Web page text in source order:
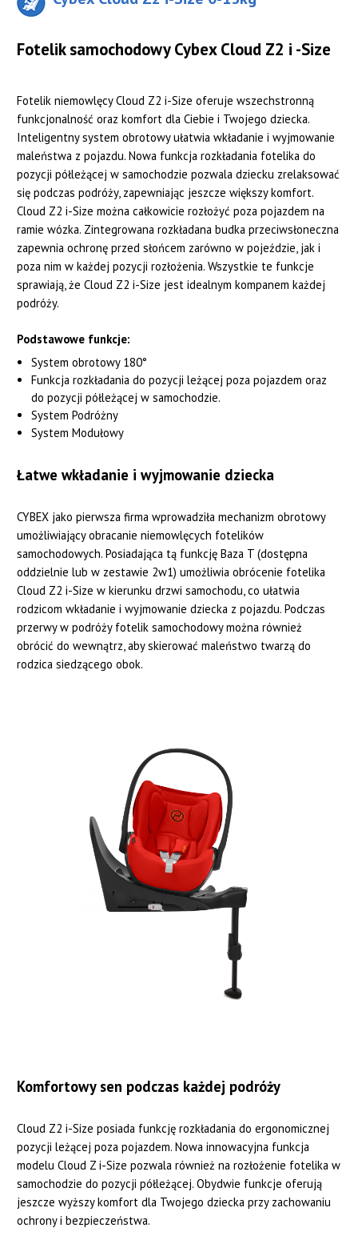
Fotelik samochodowy Cybex Cloud Z2 i -Size
Fotelik niemowlęcy Cloud Z2 i-Size oferuje wszechstronną
funkcjonalność oraz komfort dla Ciebie i Twojego dziecka.
Inteligentny system obrotowy ułatwia wkładanie i wyjmowanie
maleństwa z pojazdu. Nowa funkcja rozkładania fotelika do
pozycji półleżącej w samochodzie pozwala dziecku zrelaksować
się podczas podróży, zapewniając jeszcze większy komfort.
Cloud Z2 i-Size można całkowicie rozłożyć poza pojazdem na
ramie wózka. Zintegrowana rozkładana budka przeciwsłoneczna
zapewnia ochronę przed słońcem zarówno w pojeździe, jak i
poza nim w każdej pozycji rozłożenia. Wszystkie te funkcje
sprawiają, że Cloud Z2 i-Size jest idealnym kompanem każdej
podróży.
Podstawowe funkcje:
System obrotowy 180°
Funkcja rozkładania do pozycji leżącej poza pojazdem oraz
do pozycji półleżącej w samochodzie.
System Podróżny
System Modułowy
Łatwe wkładanie i wyjmowanie dziecka
CYBEX jako pierwsza firma wprowadziła mechanizm obrotowy
umożliwiający obracanie niemowlęcych fotelików
samochodowych. Posiadająca tą funkcję Baza T (dostępna
oddzielnie lub w zestawie 2w1) umożliwia obrócenie fotelika
Cloud Z2 i-Size w kierunku drzwi samochodu, co ułatwia
rodzicom wkładanie i wyjmowanie dziecka z pojazdu. Podczas
przerwy w podróży fotelik samochodowy można również
obrócić do wewnątrz, aby skierować maleństwo twarzą do
rodzica siedzącego obok.
Komfortowy sen podczas każdej podróży
Cloud Z2 i-Size posiada funkcję rozkładania do ergonomicznej
pozycji leżącej poza pojazdem. Nowa innowacyjna funkcja
modelu Cloud Z i-Size pozwala również na rozłożenie fotelika w
samochodzie do pozycji półleżącej. Obydwie funkcje oferują
jeszcze wyższy komfort dla Twojego dziecka przy zachowaniu
ochrony i bezpieczeństwa.